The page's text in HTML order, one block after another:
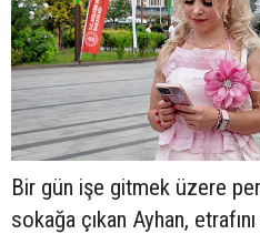
Bir gün işe gitmek üzere
sokağa çıkan Ayhan,